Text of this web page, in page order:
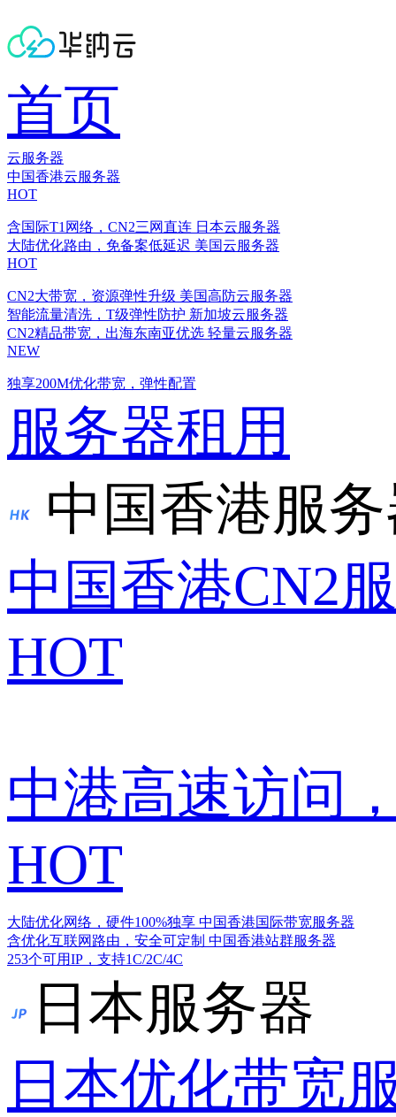
首页
云服务器
中国香港云服务器
HOT
含国际T1网络，CN2三网直连 日本云服务器
大陆优化路由，免备案低延迟 美国云服务器
HOT
CN2大带宽，资源弹性升级 美国高防云服务器
智能流量清洗，T级弹性防护 新加坡云服务器
CN2精品带宽，出海东南亚优选 轻量云服务器
NEW
独享200M优化带宽，弹性配置
服务器租用
中国香港服
中国香港CN2
HOT
中港高速访问
HOT
大陆优化网络，硬件100%独享 中国香港国际带宽服务器
含优化互联网路由，安全可定制 中国香港站群服务器
253个可用IP，支持1C/2C/4C
日本服务器
日本优化带宽